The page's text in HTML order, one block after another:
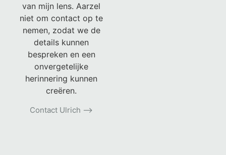
van mijn lens. Aarzel
niet om contact op te
nemen, zodat we de
details kunnen
bespreken en een
onvergetelijke
herinnering kunnen
creëren.
Contact Ulrich ⟶